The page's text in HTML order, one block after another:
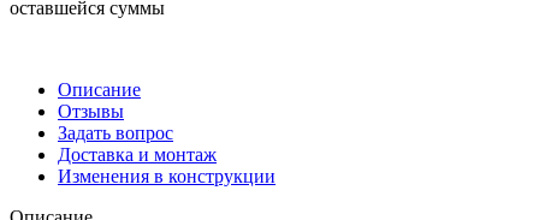
оставшейся суммы
Описание
Отзывы
Задать вопрос
Доставка и монтаж
Изменения в конструкции